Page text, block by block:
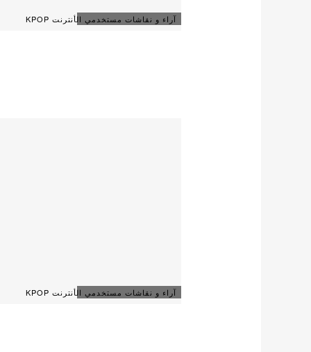
آراء و نقاشات مستخدمي الأنترنت KPOP
آراء و نقاشات مستخدمي الأنترنت KPOP